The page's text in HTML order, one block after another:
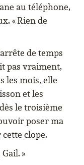
au téléphone,
« Rien de
de temps
pas vraiment,
les mois, elle
et les
le troisième
poser ma
clope.
»